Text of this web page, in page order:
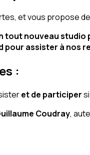
et vous propose
tout nouveau
pour assister à nos
:
et de participer
Coudray,